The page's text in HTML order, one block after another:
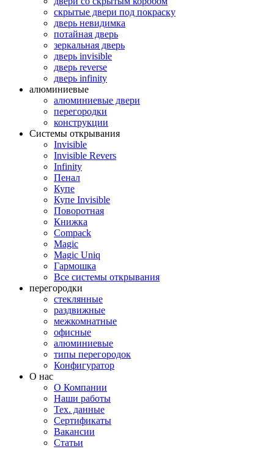
скрытые двери под покраску
дверь невидимка
потайная дверь
зеркальная дверь
дверь invisible
дверь reverse
дверь infinity
алюминиевые
алюминиевые двери
перегородки
конструкции
Системы открывания
Invisible
Invisible Revers
Infinity
Пенал
Купе
Купе Invisible
Поворотная
Книжка
Compack
Magic
Magic Uniq
Гармошка
Все системы открывания
перегородки
стеклянные
раздвижные
межкомнатные
офисные
алюминиевые
типы перегородок
Конфигуратор
О нас
О Компании
Наши работы
Тех. данные
Сертификаты
Вакансии
Статьи